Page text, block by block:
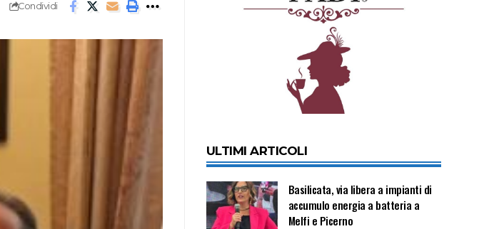
Condividi
ULTIMI ARTICOLI
Basilicata, via libera a impianti di
accumulo energia a batteria a
Melfi e Picerno